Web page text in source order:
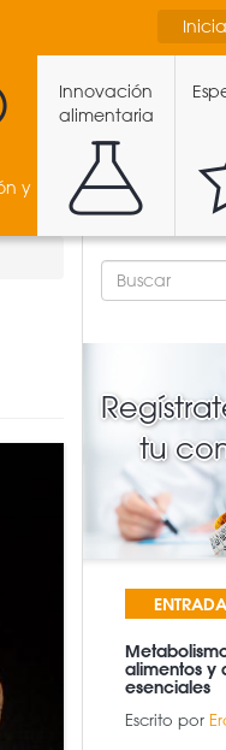
y
Innovación
alimentaria
FORMULARIO
DE
tu
alimentos y
esenciales
Escrito por